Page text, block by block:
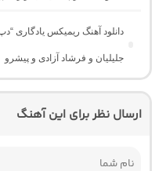
دانلود آهنگ ریمیکس یادگاری
جلیلیان و فرشاد آزادی و پیشرو
ارسال نظر برای این آهنگ